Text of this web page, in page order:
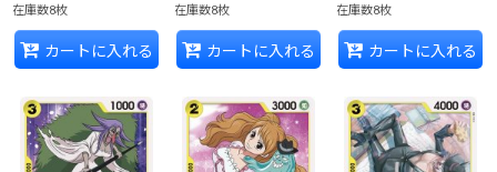
在庫数8枚
カートに入れる
在庫数8枚
カートに入れる
在庫数8枚
カートに入れる